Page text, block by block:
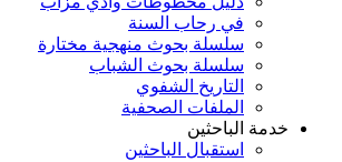
في رحاب السنة
سلسلة بحوث منهجية مختارة
سلسلة بحوث الشباب
التاريخ الشفوي
الملفات الصحفية
خدمة الباحثين
استقبال الباحثين